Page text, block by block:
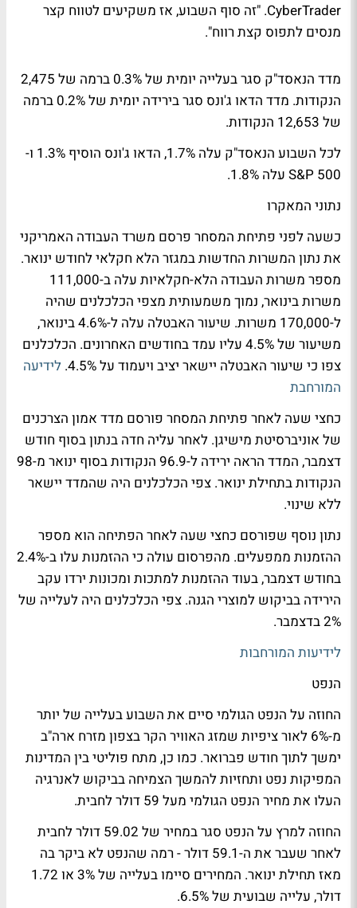
CyberTrader. "זה סוף השבוע, אז משקיעים לטווח קצר
מנסים לתפוס קצת רווח".
מדד הנאסד"ק סגר בעלייה יומית של 0.3% ברמה של 2,475
הנקודות. מדד הדאו ג'ונס סגר בירידה יומית של 0.2% ברמה
של 12,653 הנקודות.
לכל השבוע הנאסד"ק עלה 1.7%, הדאו ג'ונס הוסיף 1.3% ו-
S&P 500 עלה 1.8%.
נתוני המאקרו
כשעה לפני פתיחת המסחר פרסם משרד העבודה האמריקני
את נתון המשרות החדשות במגזר הלא חקלאי לחודש ינואר.
מספר משרות העבודה הלא-חקלאיות עלה ב-111,000
משרות בינואר, נמוך משמעותית מצפי הכלכלנים שהיה
ל-170,000 משרות. שיעור האבטלה עלה ל-4.6% בינואר,
משיעור של 4.5% עליו עמד בחודשים האחרונים. הכלכלנים
צפו כי שיעור האבטלה יישאר יציב ויעמוד על 4.5%.
לידיעה
המורחבת
כחצי שעה לאחר פתיחת המסחר פורסם מדד אמון הצרכנים
של אוניברסיטת מישיגן. לאחר עליה חדה בנתון בסוף חודש
דצמבר, המדד הראה ירידה ל-96.9 הנקודות בסוף ינואר מ-98
הנקודות בתחילת ינואר. צפי הכלכלנים היה שהמדד יישאר
ללא שינוי.
נתון נוסף שפורסם כחצי שעה לאחר הפתיחה הוא מספר
ההזמנות ממפעלים. מהפרסום עולה כי ההזמנות עלו ב-2.4%
בחודש דצמבר, בעוד ההזמנות למתכות ומכונות ירדו עקב
הירידה בביקוש למוצרי הגנה. צפי הכלכלנים היה לעלייה של
2% בדצמבר.
לידיעות המורחבות
הנפט
החוזה על הנפט הגולמי סיים את השבוע בעלייה של יותר
מ-6% לאור ציפיות שמזג האוויר הקר בצפון מזרח ארה"ב
ימשך לתוך חודש פברואר. כמו כן, מתח פוליטי בין המדינות
המפיקות נפט ותחזיות להמשך הצמיחה בביקוש לאנרגיה
העלו את מחיר הנפט הגולמי מעל 59 דולר לחבית.
החוזה למרץ על הנפט סגר במחיר של 59.02 דולר לחבית
לאחר שעבר את ה-59.1 דולר - רמה שהנפט לא ביקר בה
מאז תחילת ינואר. המחירים סיימו בעלייה של 3% או 1.72
דולר, עלייה שבועית של 6.5%.